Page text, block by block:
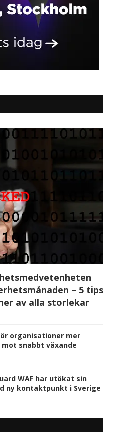
– 5 tips
av alla storlekar
organisationer mer
snabbt växande
WAF har utökat sin
ny kontaktpunkt i Sverige